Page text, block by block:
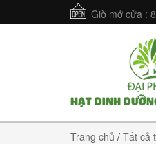
Giờ mở cửa :
Trang chủ / Tất cả